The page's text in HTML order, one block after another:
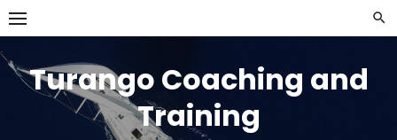
Skip
to
contentTurango Coaching and
Training